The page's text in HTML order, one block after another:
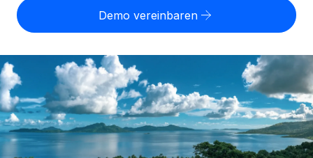
Rechtssichere, weltweite Arbeit mit Freelancer:innen
Globales Onboarding und Verwalten von
Freelancer:innen
PEO
Auslagern von komplexen HR-Aufgaben
WACHSTUMSPHASE
Startups
Agile HR- und Payroll-Lösungen für wachsende
Unternehmen
Personalkostenrechner
Gesamtbeschäftigungskosten
Honorarzahlungen berechnen
Informationen zu möglichen Währungen und
Abwicklungsfristen für globale Freelancer:innen
Nederlands
Français
Deutsch
Anmelden
Demo vereinbaren